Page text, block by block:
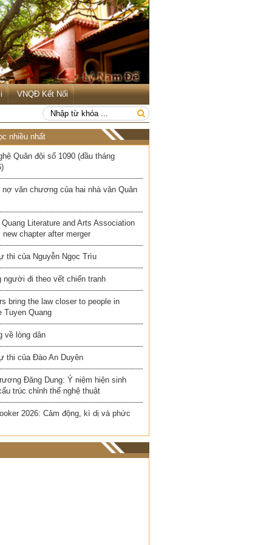
VNQĐ Kết Nối
nhiều nhất
Quân đội số 1090 (đầu tháng
nợ văn chương của hai nhà văn Quân
Literature and Arts Association
new chapter after merger
thi của Nguyễn Ngọc Trìu
người đi theo vết chiến tranh
bring the law closer to people in
Tuyen Quang
về lòng dân
thi của Đào An Duyên
Đăng Dung: Ý niệm hiện sinh
trúc chỉnh thể nghệ thuật
2026: Cảm động, kì dị và phức